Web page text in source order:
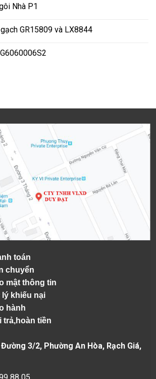
Nhà P1
GR15809 và LX8844
toán
chuyển
mật thông tin
khiếu nại
hành
trả,hoàn tiền
3/2, Phường An Hòa, Rạch Giá,